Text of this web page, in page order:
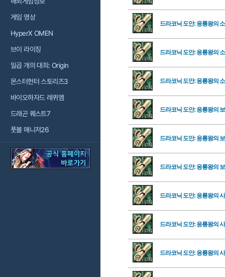
게임 영상
HyperX OMEN
브이 라이징
일곱 개의 대죄: Origin
몬스터헌터 스토리즈3
바이오하자드 레퀴엠
드래곤 퀘스트7
풋볼 매니저26
드라코닉 도안: 응룡왕의
드라코닉 도안: 응룡왕의
드라코닉 도안: 응룡왕의
드라코닉 도안: 응룡왕의
드라코닉 도안: 응룡왕의
드라코닉 도안: 응룡왕의
드라코닉 도안: 응룡왕의
드라코닉 도안: 응룡왕의
드라코닉 도안: 응룡왕의